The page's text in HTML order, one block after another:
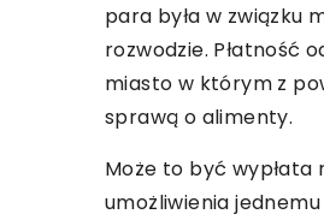
para była w związku
rozwodzie. Płatność
miasto w którym z
sprawą o alimenty.
Może to być wypłata
umożliwienia